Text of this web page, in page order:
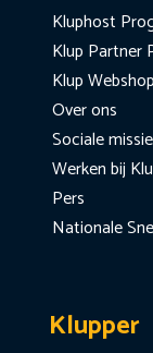
Kluphost
Klup Partner
Klup Webshop
Over ons
Sociale
Werken bij
Pers
Nationale
Klupper